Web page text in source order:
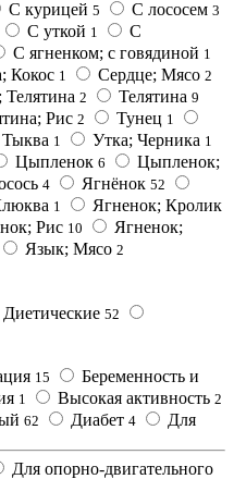
С курицей 5 С лососем 3
С уткой 1
С
С ягненком; с говядиной 1
Кокос 1 Сердце; Мясо 2
Телятина 2 Телятина 9
Рис 2 Тунец 1
1 Утка; Черника 1
Цыпленок 6
Цыпленок;
4 Ягнёнок 52
1 Ягненок; Кролик
Рис 10
Ягненок;
Язык; Мясо 2
Диетические 52
15
Беременность и
1 Высокая активность 2
62 Диабет 4
Для
Для опорно-двигательного